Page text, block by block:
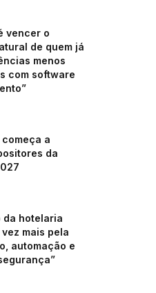
vencer o
de quem já
menos
com software
começa a
da
da hotelaria
mais pela
automação e